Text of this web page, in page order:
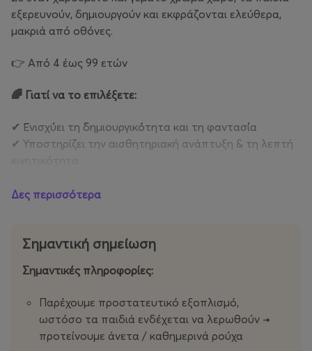
εξερευνούν, δημιουργούν και εκφράζονται ελεύθερα,
μακριά από οθόνες.
👉 Από 4 έως 99 ετών
🌈 Γιατί να το επιλέξετε:
✔ Ενισχύει τη δημιουργικότητα και τη φαντασία
✔ Υποστηρίζει την αισθητηριακή ανάπτυξη & τη λεπτή
✔ Προσφέρει εκτόνωση και μειώνει το στρες (yes, και
μόνος μου”
Ένα workshop όπου το messy παιχνίδι γίνεται εργαλείο
Ένα απελευθερωτικό εργαστήριο ζωγραφικής χωρίς
κανόνες , μόνο φαντασία! Τα παιδιά εκφράζονται
ελεύθερα μέσα από το χρώμα και δημιουργούν το δικό
Δες περισσότερα
Σημαντική σημείωση
Σημαντικές πληροφορίες:
Παρέχουμε προστατευτικό εξοπλισμό,
ωστόσο τα παιδιά ενδέχεται να λερωθούν →
προτείνουμε άνετα / καθημερινά ρούχα